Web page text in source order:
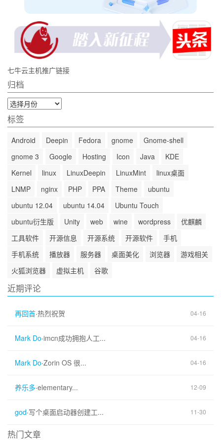
七牛云主机推广链接
归档
归
档
标签
Android Deepin Fedora gnome
Gnome-shell
gnome 3
Google Hosting Icon Java
KDE
Kernel
linux LinuxDeepin LinuxMint
linux桌面
LNMP
nginx PHP PPA Theme
ubuntu
ubuntu 12.04
ubuntu 14.04
Ubuntu Touch
ubuntu衍生版
Unity web wine wordpress
优麒麟
工具软件
开源信息 开源系统 开源软件
手机
手机系统
播放器 服务器 桌面美化 浏览器
游戏相关
火狐浏览器
虚拟主机 谷歌
近期评论
再回首·热烈祝贺 04-16
Mark Do·imcn成功拥抱人工... 04-16
Mark Do·Zorin OS 很... 04-16
养乐多·elementary... 12-09
god·写个桌面启动器创建工... 11-30
热门文章